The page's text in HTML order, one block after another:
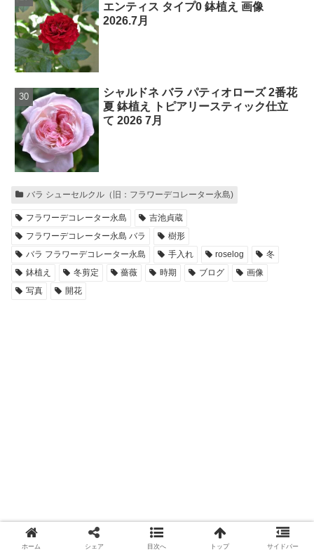
エンティス タイプ0 鉢植え 画像
2026.7月
シャルドネ バラ パティオローズ 2番花
夏 鉢植え トピアリースティック仕立
て 2026 7月
バラ シューセルクル（旧：フラワーデコレーター永島)
フラワーデコレーター永島
吉池貞蔵
フラワーデコレーター永島 バラ
樹形
バラ フラワーデコレーター永島
手入れ roselog
冬
鉢植え
冬剪定 薔薇 時期 ブログ
画像
写真
開花
ホーム シェア 目次へ トップ サイドバー